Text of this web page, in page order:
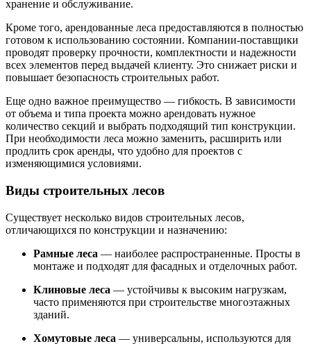
хранение и обслуживание.
Кроме того, арендованные леса предоставляются в полностью
готовом к использованию состоянии. Компании-поставщики
проводят проверку прочности, комплектности и надежности
всех элементов перед выдачей клиенту. Это снижает риски и
повышает безопасность строительных работ.
Еще одно важное преимущество — гибкость. В зависимости
от объема и типа проекта можно арендовать нужное
количество секций и выбрать подходящий тип конструкции.
При необходимости леса можно заменить, расширить или
продлить срок аренды, что удобно для проектов с
изменяющимися условиями.
Виды строительных лесов
Существует несколько видов строительных лесов,
отличающихся по конструкции и назначению:
Рамные леса — наиболее распространенные. Просты в
монтаже и подходят для фасадных и отделочных работ.
Клиновые леса — устойчивы к высоким нагрузкам,
часто применяются при строительстве многоэтажных
зданий.
Хомутовые леса — универсальны, используются для